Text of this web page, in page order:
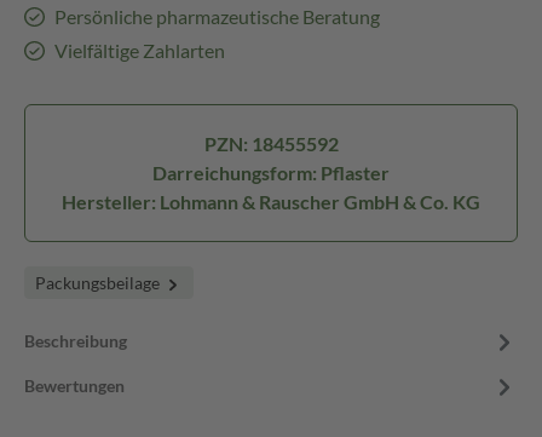
Persönliche pharmazeutische Beratung
Vielfältige Zahlarten
PZN: 18455592
Darreichungsform: Pflaster
Hersteller: Lohmann & Rauscher GmbH & Co. KG
Packungsbeilage
Beschreibung
Bewertungen